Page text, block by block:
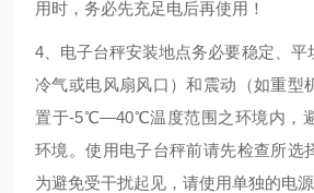
用时，务必先充足电后再使用！
4、电子台秤安装地点务必要稳定、平
冷气或电风扇风口）和震动（如重型
置于-5℃—40℃温度范围之环境内，
环境。使用电子台秤前请先检查所选
为避免受干扰起见，请使用单独的电源